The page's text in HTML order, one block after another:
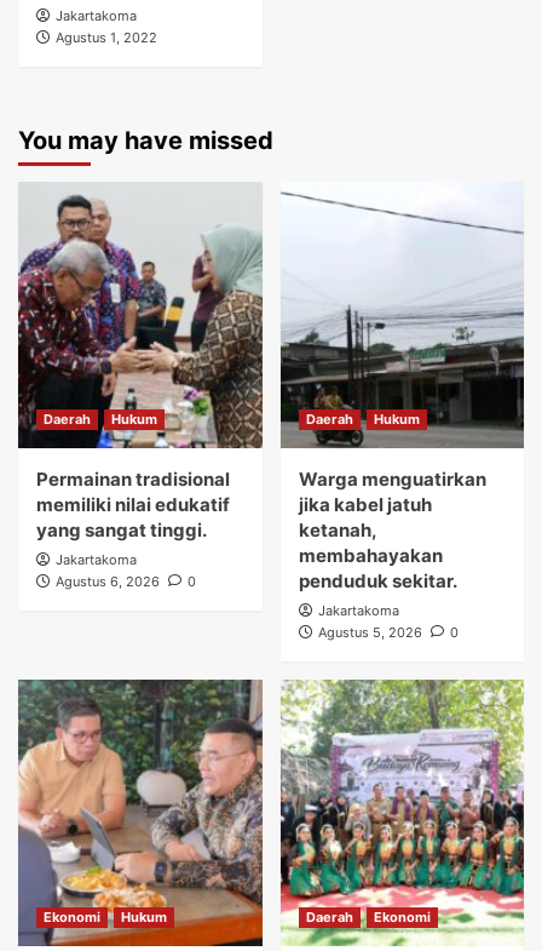
Jakartakoma
Agustus 1, 2022
You may have missed
Daerah Hukum
Permainan tradisional
memiliki nilai edukatif
yang sangat tinggi.
Jakartakoma
Agustus 6, 2026
0
Daerah Hukum
Warga menguatirkan
jika kabel jatuh
ketanah,
membahayakan
penduduk sekitar.
Jakartakoma
Agustus 5, 2026
0
Ekonomi Hukum Daerah Ekonomi